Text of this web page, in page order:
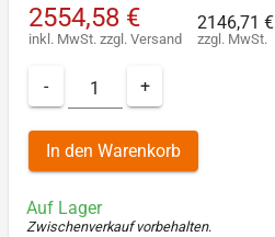
2554,58 €
inkl. MwSt. zzgl. Versand
2146,71 €
zzgl. MwSt.
- +
In den Warenkorb
Auf Lager
Zwischenverkauf vorbehalten.